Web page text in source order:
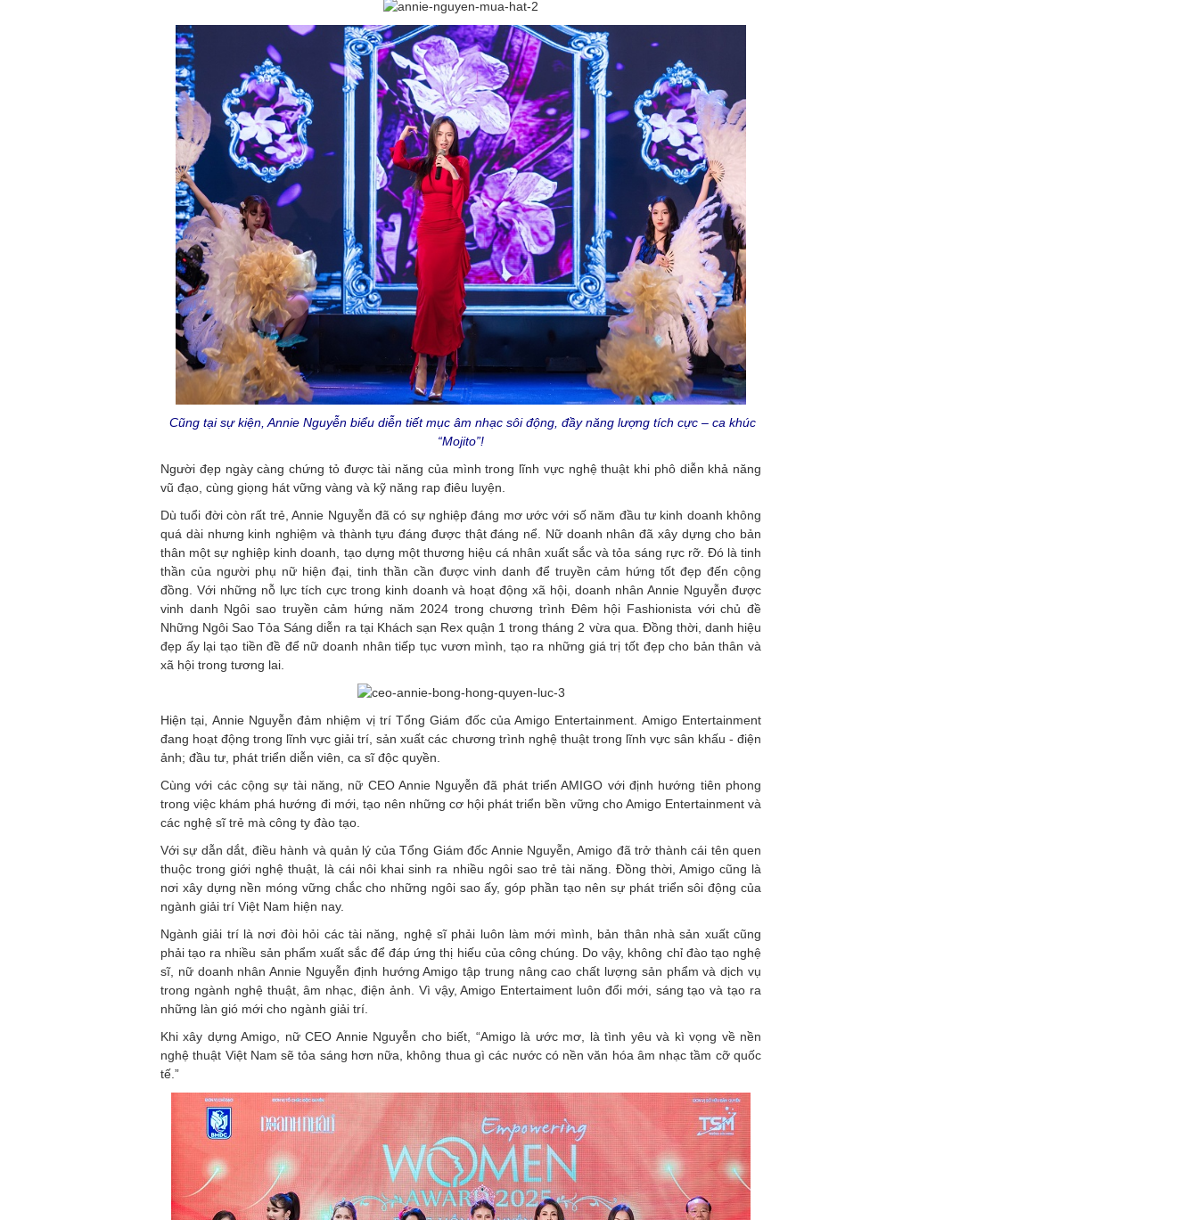
Cũng tại sự kiện, Annie Nguyễn biểu diễn tiết mục âm nhạc sôi động, đầy năng lượng tích cực – ca khúc
“Mojito”!
Người đẹp ngày càng chứng tỏ được tài năng của mình trong lĩnh vực nghệ thuật khi phô diễn khả năng
vũ đạo, cùng giọng hát vững vàng và kỹ năng rap điêu luyện.
Dù tuổi đời còn rất trẻ, Annie Nguyễn đã có sự nghiệp đáng mơ ước với số năm đầu tư kinh doanh không
quá dài nhưng kinh nghiệm và thành tựu đáng được thật đáng nể. Nữ doanh nhân đã xây dựng cho bản
thân một sự nghiệp kinh doanh, tạo dựng một thương hiệu cá nhân xuất sắc và tỏa sáng rực rỡ. Đó là tinh
thần của người phụ nữ hiện đại, tinh thần cần được vinh danh để truyền cảm hứng tốt đẹp đến cộng
đồng. Với những nỗ lực tích cực trong kinh doanh và hoạt động xã hội, doanh nhân Annie Nguyễn được
vinh danh Ngôi sao truyền cảm hứng năm 2024 trong chương trình Đêm hội Fashionista với chủ đề
Những Ngôi Sao Tỏa Sáng diễn ra tại Khách sạn Rex quận 1 trong tháng 2 vừa qua. Đồng thời, danh hiệu
đẹp ấy lại tạo tiền đề để nữ doanh nhân tiếp tục vươn mình, tạo ra những giá trị tốt đẹp cho bản thân và
xã hội trong tương lai.
Hiện tại, Annie Nguyễn đảm nhiệm vị trí Tổng Giám đốc của Amigo Entertainment. Amigo Entertainment
đang hoạt động trong lĩnh vực giải trí, sản xuất các chương trình nghệ thuật trong lĩnh vực sân khấu - điện
ảnh; đầu tư, phát triển diễn viên, ca sĩ độc quyền.
Cùng với các cộng sự tài năng, nữ CEO Annie Nguyễn đã phát triển AMIGO với định hướng tiên phong
trong việc khám phá hướng đi mới, tạo nên những cơ hội phát triển bền vững cho Amigo Entertainment và
các nghệ sĩ trẻ mà công ty đào tạo.
Với sự dẫn dắt, điều hành và quản lý của Tổng Giám đốc Annie Nguyễn, Amigo đã trở thành cái tên quen
thuộc trong giới nghệ thuật, là cái nôi khai sinh ra nhiều ngôi sao trẻ tài năng. Đồng thời, Amigo cũng là
nơi xây dựng nền móng vững chắc cho những ngôi sao ấy, góp phần tạo nên sự phát triển sôi động của
ngành giải trí Việt Nam hiện nay.
Ngành giải trí là nơi đòi hỏi các tài năng, nghệ sĩ phải luôn làm mới mình, bản thân nhà sản xuất cũng
phải tạo ra nhiều sản phẩm xuất sắc để đáp ứng thị hiếu của công chúng. Do vậy, không chỉ đào tạo nghệ
sĩ, nữ doanh nhân Annie Nguyễn định hướng Amigo tập trung nâng cao chất lượng sản phẩm và dịch vụ
trong ngành nghệ thuật, âm nhạc, điện ảnh. Vì vậy, Amigo Entertaiment luôn đổi mới, sáng tạo và tạo ra
những làn gió mới cho ngành giải trí.
Khi xây dựng Amigo, nữ CEO Annie Nguyễn cho biết, “Amigo là ước mơ, là tình yêu và kì vọng về nền
nghệ thuật Việt Nam sẽ tỏa sáng hơn nữa, không thua gì các nước có nền văn hóa âm nhạc tầm cỡ quốc
tế.”